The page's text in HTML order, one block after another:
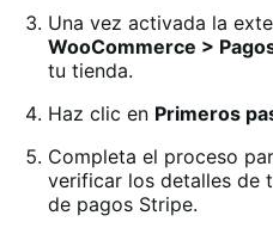
Una vez activada la
WooCommerce >
tu tienda.
Haz clic en Primeros
Completa el proceso
verificar los detalles de
de pagos Stripe.